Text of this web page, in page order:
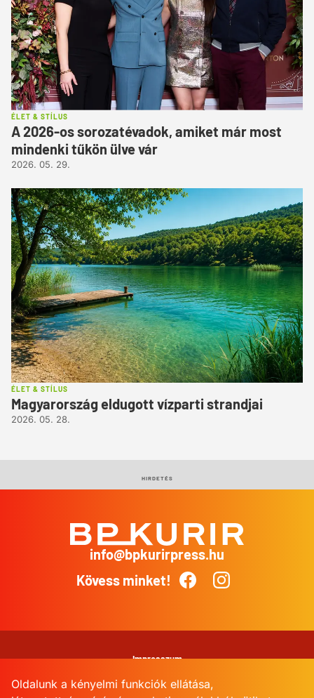
ÉLET & STÍLUS
A 2026-os sorozatévadok, amiket már most
mindenki tűkön ülve vár
2026. 05. 29.
ÉLET & STÍLUS
Magyarország eldugott vízparti strandjai
2026. 05. 28.
HIRDETÉS
info@bpkurirpress.hu
Kövess minket!
Impresszum
Adatkezelési Tájékoztató
Oldalunk a kényelmi funkciók ellátása,